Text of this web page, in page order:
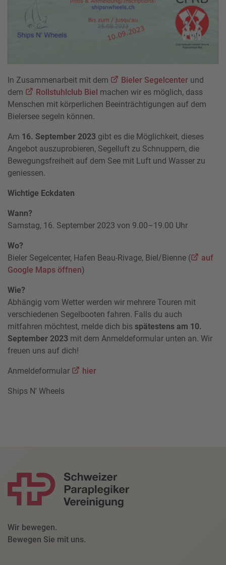
In Zusammenarbeit mit dem Bieler Segelcenterund
dem
Rollstuhlclub Biel machen wir es möglich, dass
Menschen mit körperlichen Beeinträchtigungen auf dem
Bielersee segeln können.
Am 16. September 2023 gibt es die Möglichkeit, dieses
Angebot auszuprobieren, Segelluft zu Schnuppern, die
Bewegungsfreiheit auf dem See mit Luft und Wasser zu
geniessen.
Wichtige Eckdaten
Wann?
Samstag, 16. September 2023 von 9.00–19.00 Uhr
Wo?
Bieler Segelcenter, Hafen Beau-Rivage, Biel/Bienne (
auf
Google Maps öffnen)
Wie?
Abhängig vom Wetter werden wir mehrere Touren mit
verschiedenen Segelbooten fahren. Falls du auch
mitfahren möchtest, melde dich bis spätestens am 10.
September 2023 mit dem Anmeldeformular unten an. Wir
freuen uns auf dich!
Anmeldeformular hier
Ships N' Wheels
Wir bewegen.
Bewegen Sie mit uns.